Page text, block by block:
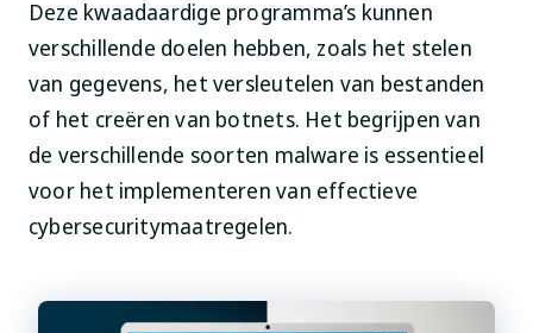
Deze kwaadaardige programma’s kunnen
verschillende doelen hebben, zoals het stelen
van gegevens, het versleutelen van bestanden
of het creëren van botnets. Het begrijpen van
de verschillende soorten malware is essentieel
voor het implementeren van effectieve
cybersecuritymaatregelen.